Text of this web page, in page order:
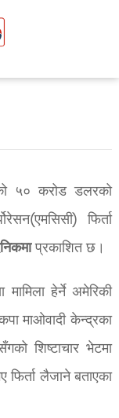
५० करोड डलरको
फिर्ता
प्रकाशित छ।
हेर्ने अमेरिकी
माओवादी केन्द्रका
शिष्टाचार भेटमा
लैजाने बताएका